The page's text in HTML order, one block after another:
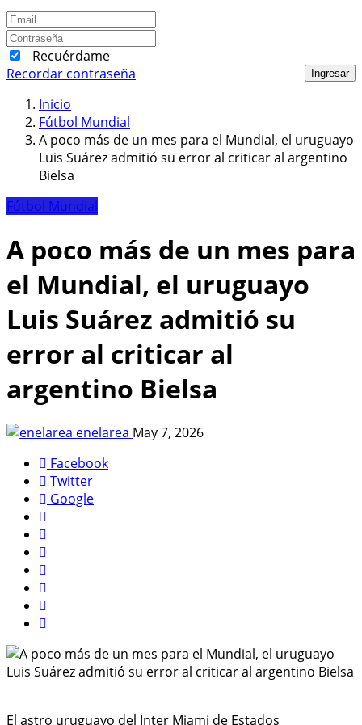
Recuérdame
Ingresar
Recordar contraseña
Inicio
Fútbol Mundial
A poco más de un mes para el Mundial, el uruguayo
Luis Suárez admitió su error al criticar al argentino
Bielsa
Fútbol Mundial
A poco más de un mes para
el Mundial, el uruguayo
Luis Suárez admitió su
error al criticar al
argentino Bielsa
enelarea May 7, 2026
Facebook
Twitter
Google
El astro uruguayo del Inter Miami de Estados